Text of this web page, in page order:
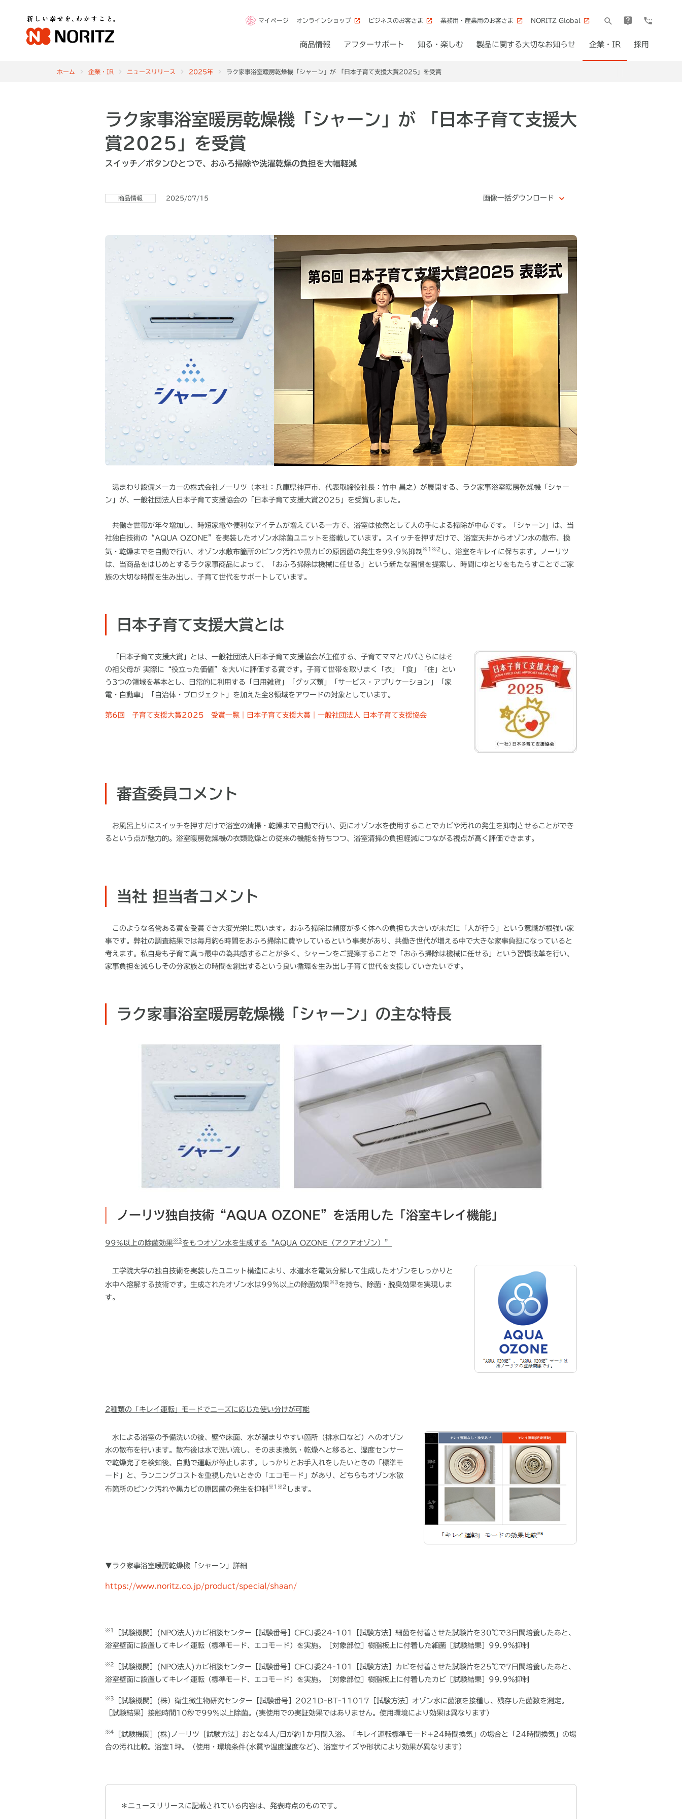
マイページ オンラインショップ ビジネスのお客さま 業務用・産業用のお客さま NORITZ Global
商品情報 アフターサポート 知る・楽しむ 製品に関する大切なお知らせ 企業・IR 採用
ホーム 企業・IR ニュースリリース 2025年 ラク家事浴室暖房乾燥機「シャーン」が 「日本子育て支援大賞2025」を受賞
ラク家事浴室暖房乾燥機「シャーン」が 「日本子育て支援大
賞2025」を受賞
スイッチ／ボタンひとつで、おふろ掃除や洗濯乾燥の負担を大幅軽減
商品情報 2025/07/15 画像一括ダウンロード
湯まわり設備メーカーの株式会社ノーリツ（本社：兵庫県神戸市、代表取締役社長：竹中 昌之）が展開する、ラク家事浴室暖房乾燥機「シャー
ン」が、一般社団法人日本子育て支援協会の「日本子育て支援大賞2025 」を受賞しました。
共働き世帯が年々増加し、時短家電や便利なアイテムが増えている一方で、浴室は依然として人の手による掃除が中心です。「シャーン」は、当
社独自技術の“AQUA OZONE”を実装したオゾン水除菌ユニットを搭載しています。スイッチを押すだけで、浴室天井からオゾン水の散布、換
気・乾燥までを自動で行い、オゾン水散布箇所のピンク汚れや黒カビの原因菌の発生を99.9%抑制 ※ 1※2 し、浴室をキレイに保ちます。ノーリツ
は、当商品をはじめとするラク家事商品によって、「おふろ掃除は機械に任せる」という新たな習慣を提案し、時間にゆとりをもたらすことでご家
族の大切な時間を生み出し、子育て世代をサポートしています。
日本子育て支援大賞とは
「日本子育て支援大賞」とは、一般社団法人日本子育て支援協会が主催する、子育てママとパパさらにはそ
の祖父母が 実際に “役立った価値” を大いに評価する賞です。子育て世帯を取りまく「衣」「食」「住」とい
う 3つの領域を基本とし、日常的に利用する「日用雑貨」「グッズ類」「サービス・アプリケーション」「家
電・自動車」「自治体・プロジェクト」を加えた全8領域をアワードの対象としています。
第6回 子育て支援大賞2025 受賞一覧｜日本子育て支援大賞｜一般社団法人 日本子育て支援協会
審査委員コメント
お風呂上りにスイッチを押すだけで浴室の清掃・乾燥まで自動で行い、更にオゾン水を使用することでカビや汚れの発生を抑制させることができ
るという点が魅力的。浴室暖房乾燥機の衣類乾燥との従来の機能を持ちつつ、浴室清掃の負担軽減につながる視点が高く評価できます。
当社 担当者コメント
このような名誉ある賞を受賞でき大変光栄に思います。おふろ掃除は頻度が多く体への負担も大きいが未だに「人が行う」という意識が根強い家
事です。弊社の調査結果では毎月約6時間をおふろ掃除に費やしているという事実があり、共働き世代が増える中で大きな家事負担になっていると
考えます。私自身も子育て真っ最中の為共感することが多く、シャーンをご提案することで「おふろ掃除は機械に任せる」という習慣改革を行い、
家事負担を減らしその分家族との時間を創出するという良い循環を生み出し子育て世代を支援していきたいです。
ラク家事浴室暖房乾燥機「シャーン」の主な特長
ノーリツ独自技術“AQUA OZONE”を活用した「浴室キレイ機能」
99%以上の除菌効果※3 をもつオゾン水を生成する“AQUA OZONE（アクアオゾン）”
工学院大学の独自技術を実装したユニット構造により、水道水を電気分解して生成したオゾンをしっかりと
水中へ溶解する技術です。生成されたオゾン水は99%以上の除菌効果※ 3 を持ち、除菌・脱臭効果を実現しま
す。
2種類の「キレイ運転」モードでニーズに応じた使い分けが可能
水による浴室の予備洗いの後、壁や床面、水が溜まりやすい箇所（排水口など）へのオゾン
水の散布を行います。散布後は水で洗い流し、そのまま換気・乾燥へと移ると、湿度センサー
で乾燥完了を検知後、自動で運転が停止します。しっかりとお手入れをしたいときの「標準モ
ード」と、ランニングコストを重視したいときの「エコモード」があり、どちらもオゾン水散
布箇所のピンク汚れや黒カビの原因菌の発生を抑制 ※1※2 します。
▼ラク家事浴室暖房乾燥機「シャーン」詳細
https://www.noritz.co.jp/product/special/shaan/
※ 1 ［試験機関］ (NPO法人 ) カビ相談センター［試験番号］ CFCJ委24-101 ［試験方法］細菌を付着させた試験片を30℃で3 日間培養したあと、
浴室壁面に設置してキレイ運転（標準モード、エコモード）を実施。［対象部位］樹脂板上に付着した細菌［試験結果］ 99.9％抑制
※2 ［試験機関］ (NPO法人 ) カビ相談センター［試験番号］ CFCJ 委24-101 ［試験方法］カビを付着させた試験片を25℃で7 日間培養したあと、
浴室壁面に設置してキレイ運転（標準モード、エコモード）を実施。［対象部位］樹脂板上に付着したカビ［試験結果］ 99.9％抑制
※ 3 ［試験機関］ (株）衛生微生物研究センター［試験番号］ 2021D-BT-11017 ［試験方法］オゾン水に菌液を接種し、残存した菌数を測定。
［試験結果］接触時間 10秒で99％以上除菌。 (実使用での実証効果ではありません。使用環境により効果は異なります）
※4 ［試験機関］ (株) ノーリツ［試験方法］おとな4 人 / 日が約1 か月間入浴。「キレイ運転標準モード +24時間換気」の場合と「 24時間換気」の場
合の汚れ比較。浴室 1 坪。（使用・環境条件(水質や温度湿度など) 、浴室サイズや形状により効果が異なります）
＊ニュースリリースに記載されている内容は、発表時点のものです。